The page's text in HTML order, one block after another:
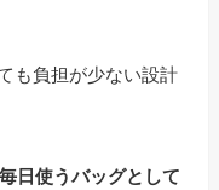
も負担が少ない設計
日使うバッグとして